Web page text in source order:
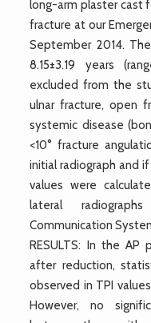
long-arm plaster cast
fracture at our
September 2014.
8.15±3.19 years
excluded from the
ulnar fracture, open
systemic disease
<10° fracture
initial radiograph and
values were
lateral
Communication
RESULTS: In the AP
after reduction,
observed in TPI
However, no